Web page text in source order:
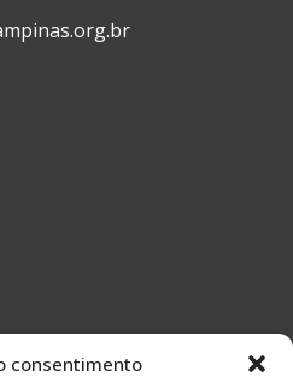
consentimento